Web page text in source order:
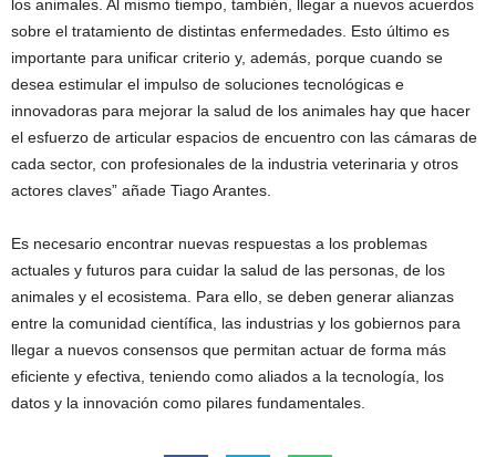
los animales. Al mismo tiempo, también, llegar a nuevos acuerdos
sobre el tratamiento de distintas enfermedades. Esto último es
importante para unificar criterio y, además, porque cuando se
desea estimular el impulso de soluciones tecnológicas e
innovadoras para mejorar la salud de los animales hay que hacer
el esfuerzo de articular espacios de encuentro con las cámaras de
cada sector, con profesionales de la industria veterinaria y otros
actores claves” añade Tiago Arantes.
Es necesario encontrar nuevas respuestas a los problemas
actuales y futuros para cuidar la salud de las personas, de los
animales y el ecosistema. Para ello, se deben generar alianzas
entre la comunidad científica, las industrias y los gobiernos para
llegar a nuevos consensos que permitan actuar de forma más
eficiente y efectiva, teniendo como aliados a la tecnología, los
datos y la innovación como pilares fundamentales.